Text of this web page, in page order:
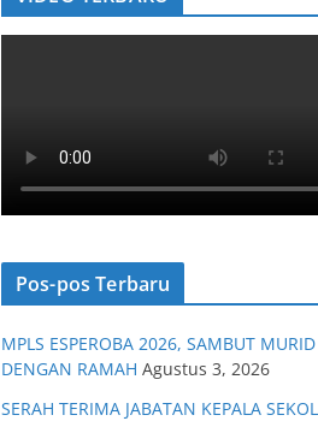
Pos-pos Terbaru
MPLS ESPEROBA 2026, SAMBUT
DENGAN RAMAH Agustus 3, 2026
SERAH TERIMA JABATAN KEPALA